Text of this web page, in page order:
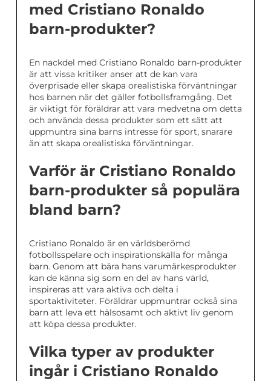
med Cristiano Ronaldo
barn-produkter?
En nackdel med Cristiano Ronaldo barn-produkter
är att vissa kritiker anser att de kan vara
överprisade eller skapa orealistiska förväntningar
hos barnen när det gäller fotbollsframgång. Det
är viktigt för föräldrar att vara medvetna om detta
och använda dessa produkter som ett sätt att
uppmuntra sina barns intresse för sport, snarare
än att skapa orealistiska förväntningar.
Varför är Cristiano Ronaldo
barn-produkter så populära
bland barn?
Cristiano Ronaldo är en världsberömd
fotbollsspelare och inspirationskälla för många
barn. Genom att bära hans varumärkesprodukter
kan de känna sig som en del av hans värld,
inspireras att vara aktiva och delta i
sportaktiviteter. Föräldrar uppmuntrar också sina
barn att leva ett hälsosamt och aktivt liv genom
att köpa dessa produkter.
Vilka typer av produkter
ingår i Cristiano Ronaldo